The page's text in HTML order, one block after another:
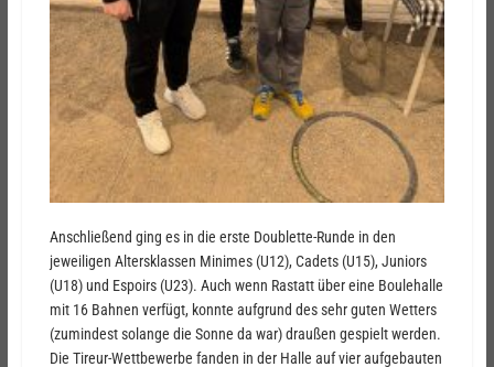
Anschließend ging es in die erste Doublette-Runde in den
jeweiligen Altersklassen Minimes (U12), Cadets (U15), Juniors
(U18) und Espoirs (U23). Auch wenn Rastatt über eine Boulehalle
mit 16 Bahnen verfügt, konnte aufgrund des sehr guten Wetters
(zumindest solange die Sonne da war) draußen gespielt werden.
Die Tireur-Wettbewerbe fanden in der Halle auf vier aufgebauten